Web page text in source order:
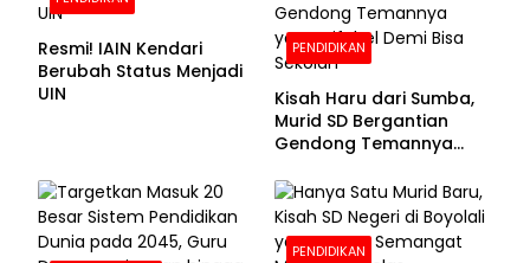
Resmi! IAIN Kendari
Berubah Status Menjadi
UIN
PENDIDIKAN
Kisah Haru dari Sumba,
Murid SD Bergantian
Gendong Temannya
Sekolah
PENDIDIKAN